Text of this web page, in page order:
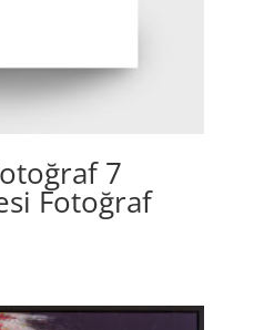
7
Fotoğraf